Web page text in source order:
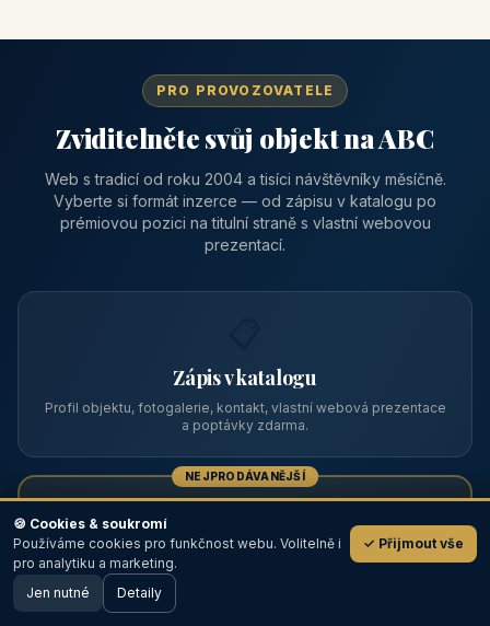
PRO PROVOZOVATELE
Zviditelněte svůj objekt na ABC
Web s tradicí od roku 2004 a tisíci návštěvníky měsíčně.
Vyberte si formát inzerce — od zápisu v katalogu po
prémiovou pozici na titulní straně s vlastní webovou
prezentací.
Zápis v katalogu
Profil objektu, fotogalerie, kontakt, vlastní webová prezentace
a poptávky zdarma.
NEJPRODÁVANĚJŠÍ
Prémiový partner
TOP pozice na titulce, přednost ve výpisech, zlatý odznak a
💬
🖥️ Desktop verze
🍪 Cookies & soukromí
Používáme cookies pro funkčnost webu. Volitelně i
pro analytiku a marketing.
✓ Přijmout vše
Jen nutné Detaily